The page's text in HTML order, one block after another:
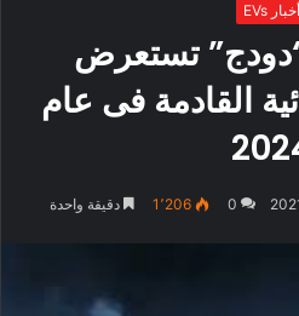
أخبار EVs
تستعرض
القادمة فى عام
0 1٬206 دقيقة واحدة